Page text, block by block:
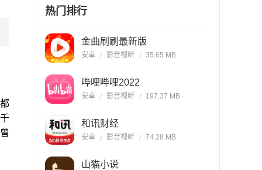
热门排行
金曲刷刷最新版
安卓 影音视听 35.65 MB
哔哩哔哩2022
安卓 影音视听 197.37 MB
和讯财经
安卓 影音视听 74.28 MB
山猫小说